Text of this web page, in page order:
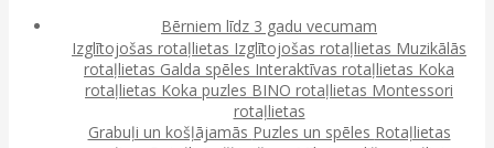
Bērniem līdz 3 gadu vecumam
Izglītojošas rotaļlietas Izglītojošas rotaļlietas Muzikālās
rotaļlietas Galda spēles Interaktīvas rotaļlietas Koka
rotaļlietas Koka puzles BINO rotaļlietas Montessori
rotaļlietas
Grabuļi un košļājamās Puzles un spēles Rotaļlietas